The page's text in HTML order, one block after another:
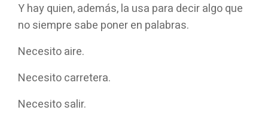
Y hay quien, además, la usa para decir algo que
no siempre sabe poner en palabras.
Necesito aire.
Necesito carretera.
Necesito salir.